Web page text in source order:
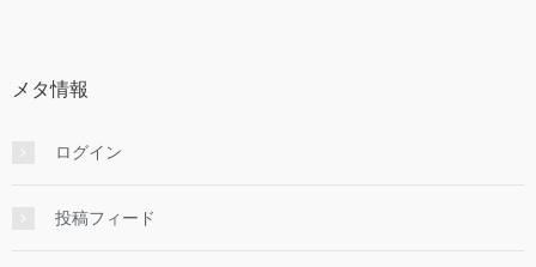
メタ情報
ログイン
投稿フィード